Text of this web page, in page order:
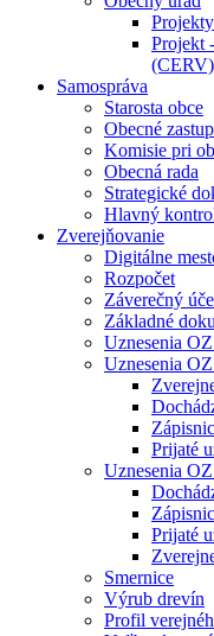
Projekty
Projekt
Samospráva
Starosta obce
Obecné
Komisie pri
Obecná rada
Strategické
Hlavný
Zverejňovanie
Digitálne
Rozpočet
Záverečný
Základné
Uznesenia
Uznesenia
Prijaté
Uznesenia
Prijaté
Smernice
Výrub drevín
Profil